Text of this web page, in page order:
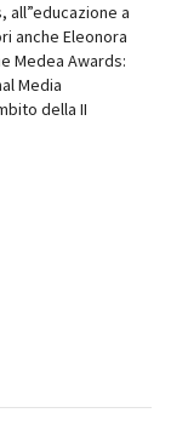
all”educazione a
anche Eleonora
Medea Awards:
Media
della II